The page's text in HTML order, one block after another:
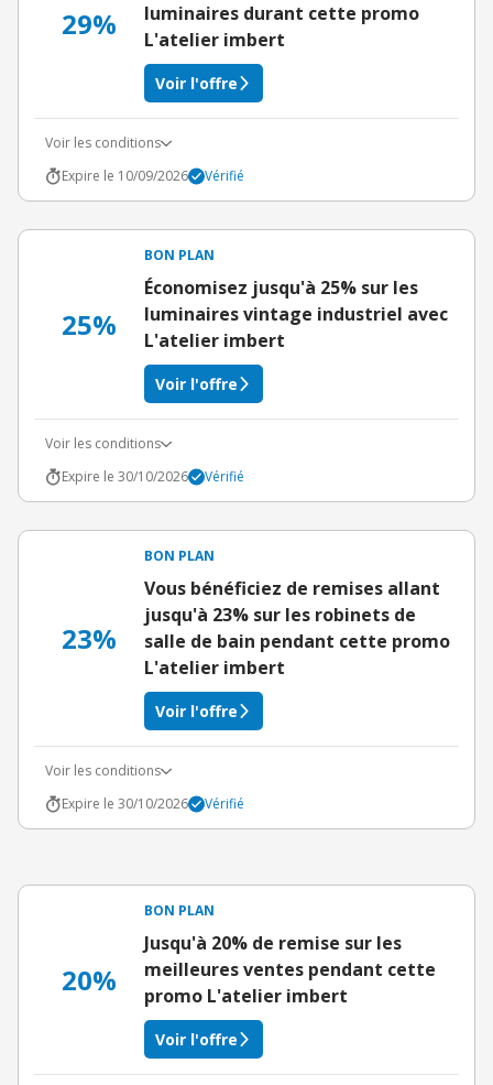
29%
luminaires durant cette promo
L'atelier imbert
Voir l'offre
Voir les conditions
Expire le 10/09/2026
Vérifié
25%
BON PLAN
Économisez jusqu'à 25% sur les
luminaires vintage industriel avec
L'atelier imbert
Voir l'offre
Voir les conditions
Expire le 30/10/2026
Vérifié
23%
BON PLAN
Vous bénéficiez de remises allant
jusqu'à 23% sur les robinets de
salle de bain pendant cette promo
L'atelier imbert
Voir l'offre
Voir les conditions
Expire le 30/10/2026
Vérifié
20%
BON PLAN
Jusqu'à 20% de remise sur les
meilleures ventes pendant cette
promo L'atelier imbert
Voir l'offre